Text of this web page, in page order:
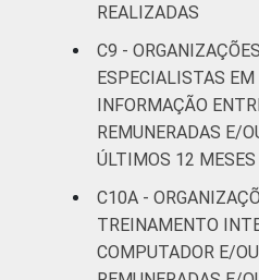
REALIZADAS
C9 -
ESPECIALISTAS
INFORMAÇÃO
REMUNERADAS E/
ÚLTIMOS 12 MESES
C10A -
TREINAMENTO
COMPUTADOR E/